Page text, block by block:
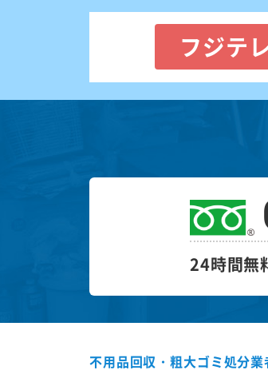
フジテ
24時間無
不用品回収・粗大ゴミ処分業